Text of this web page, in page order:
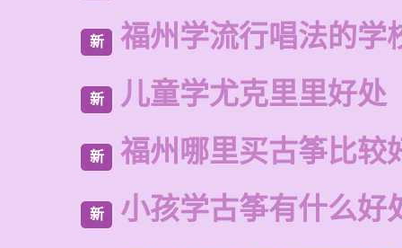
新 福州学流行唱法的学
新 儿童学尤克里里好处
新 福州哪里买古筝比较
新 小孩学古筝有什么好